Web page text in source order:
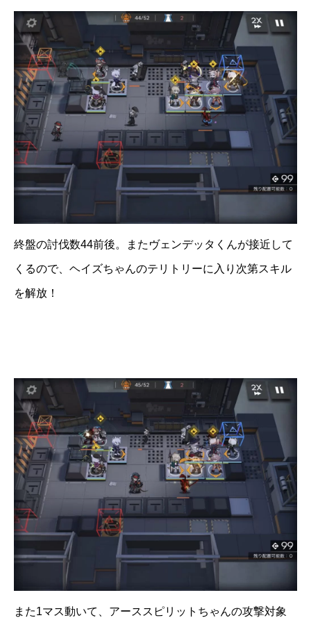
終盤の討伐数44前後。またヴェンデッタくんが接近して
くるので、ヘイズちゃんのテリトリーに入り次第スキル
を解放！
また1マス動いて、アーススピリットちゃんの攻撃対象